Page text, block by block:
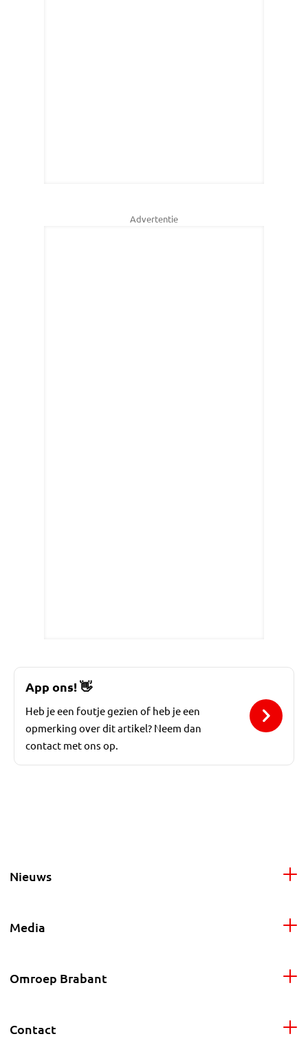
Advertentie
App ons! 👋
Heb je een foutje gezien of heb je een
opmerking over dit artikel? Neem dan
contact met ons op.
Nieuws
Media
Omroep Brabant
Contact